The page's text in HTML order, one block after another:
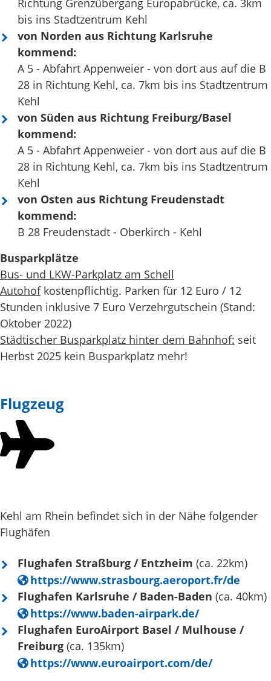
Richtung Grenzübergang Europabrücke, ca. 3km
bis ins Stadtzentrum Kehl
von Norden aus Richtung Karlsruhe
kommend:
A 5 - Abfahrt Appenweier - von dort aus auf die B
28 in Richtung Kehl, ca. 7km bis ins Stadtzentrum
Kehl
von Süden aus Richtung Freiburg/Basel
kommend:
A 5 - Abfahrt Appenweier - von dort aus auf die B
28 in Richtung Kehl, ca. 7km bis ins Stadtzentrum
Kehl
von Osten aus Richtung Freudenstadt
kommend:
B 28 Freudenstadt - Oberkirch - Kehl
Busparkplätze
Bus- und LKW-Parkplatz am Schell
Autohofkostenpflichtig. Parken für 12 Euro / 12
Stunden inklusive 7 Euro Verzehrgutschein (Stand:
Oktober 2022)
Städtischer Busparkplatz hinter dem Bahnhof: seit
Herbst 2025 kein Busparkplatz mehr!
Flugzeug
Kehl am Rhein befindet sich in der Nähe folgender
Flughäfen
Flughafen Straßburg / Entzheim (ca. 22km)
https://www.strasbourg.aeroport.fr/de
Flughafen Karlsruhe / Baden-Baden (ca. 40km)
https://www.baden-airpark.de/
Flughafen EuroAirport Basel / Mulhouse /
Freiburg (ca. 135km)
https://www.euroairport.com/de/